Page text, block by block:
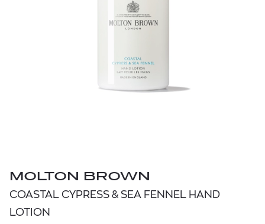
MOLTON BROWN
COASTAL CYPRESS & SEA FENNEL HAND
LOTION